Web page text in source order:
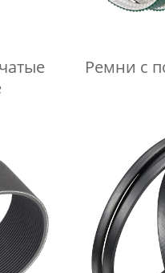
Ремни с